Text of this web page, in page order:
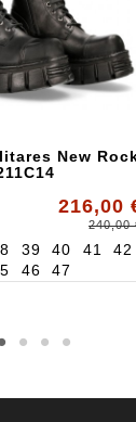
New
216,00
240,00
39 40 41
42
46 47